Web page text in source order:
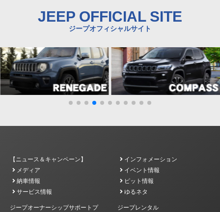
JEEP OFFICIAL SITE
ジープオフィシャルサイト
【ニュース＆キャンペーン】
インフォメーション
メディア
イベント情報
納車情報
ピット情報
サービス情報
ゆるネタ
ジープオーナーシップサポートプ
ジープレンタル